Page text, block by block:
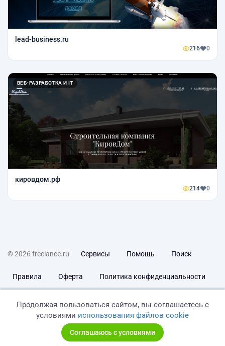
lead-business.ru
216 0
ВЕБ-РАЗРАБОТКА И IT
кировдом.рф
214 0
© 2026 freelance.ru Сервисы Помощь Поиск
Правила Оферта Политика конфиденциальности
Продолжая пользоваться сайтом, вы соглашаетесь с
условиями использования файлов cookie
Соглашаюсь с условиями